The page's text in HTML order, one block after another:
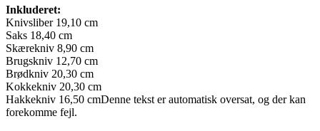
Inkluderet:
Knivsliber 19,10 cm
Saks 18,40 cm
Skærekniv 8,90 cm
Brugskniv 12,70 cm
Brødkniv 20,30 cm
Kokkekniv 20,30 cm
Hakkekniv 16,50 cmDenne tekst er automatisk oversat, og der kan
forekomme fejl.